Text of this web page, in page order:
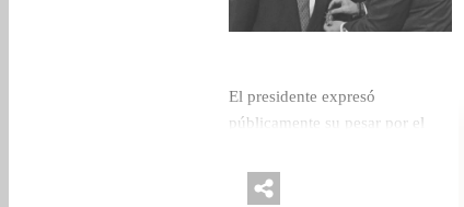
El presidente expresó
públicamente su pesar por el
jurista y exmagistrado de la
Corte de